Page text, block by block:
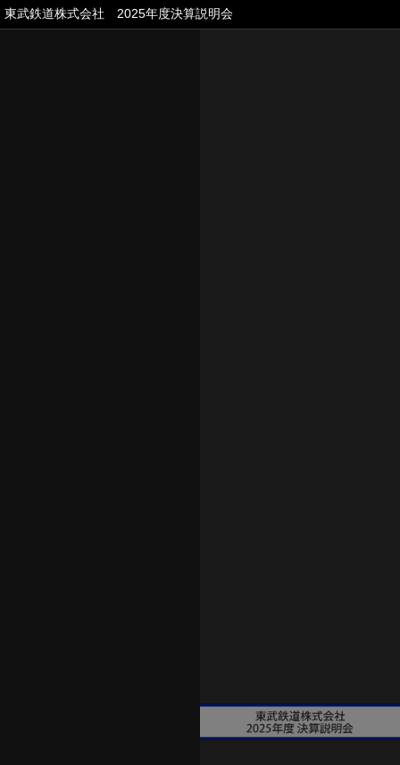
東武鉄道株式会社 2025年度決算説明会